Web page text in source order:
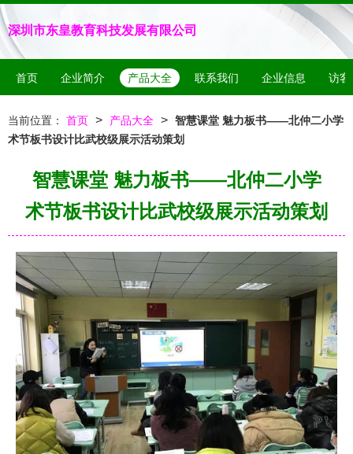
深圳市东皇教育科技发展有限公司
首页 企业简介 产品大全 联系我们 企业信息 访客
当前位置： 首页 > 产品大全 > 智慧课堂 魅力板书——北仲二小学
术节板书设计比武校级展示活动策划
智慧课堂 魅力板书——北仲二小学
术节板书设计比武校级展示活动策划